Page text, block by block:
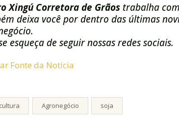
Xingú Corretora de Grãos trabalha
deixa você por dentro das últimas
esqueça de seguir nossas redes sociais.
Fonte da Notícia
Agronegócio soja